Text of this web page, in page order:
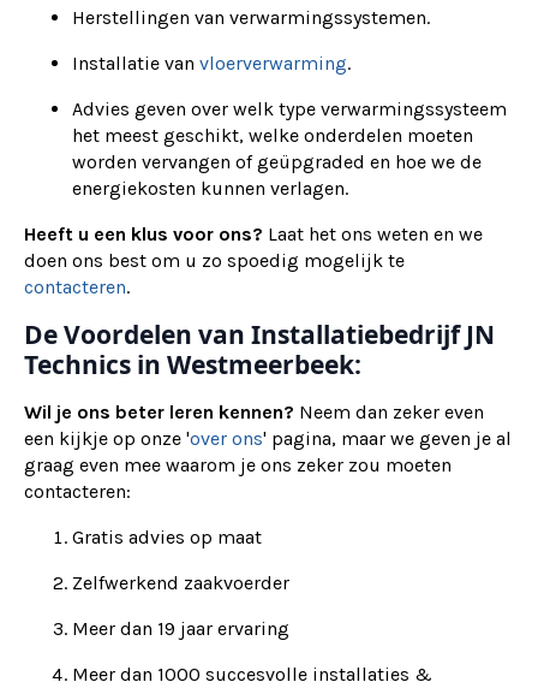
Herstellingen van verwarmingssystemen.
Installatie van vloerverwarming.
Advies geven over welk type verwarmingssysteem
het meest geschikt, welke onderdelen moeten
worden vervangen of geüpgraded en hoe we de
energiekosten kunnen verlagen.
Heeft u een klus voor ons? Laat het ons weten en we
doen ons best om u zo spoedig mogelijk te
contacteren.
De Voordelen van Installatiebedrijf JN
Technics in Westmeerbeek:
Wil je ons beter leren kennen? Neem dan zeker even
een kijkje op onze 'over ons' pagina, maar we geven je al
graag even mee waarom je ons zeker zou moeten
contacteren:
Gratis advies op maat
Zelfwerkend zaakvoerder
Meer dan 19 jaar ervaring
Meer dan 1000 succesvolle installaties &